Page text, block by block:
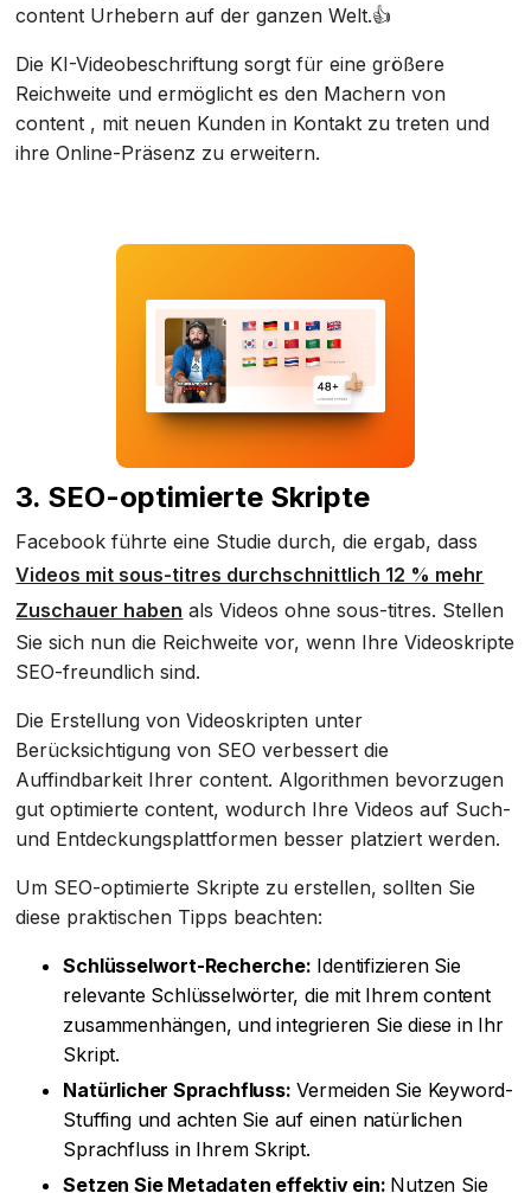
content Urhebern auf der ganzen Welt.👍
Die KI-Videobeschriftung sorgt für eine größere
Reichweite und ermöglicht es den Machern von
content , mit neuen Kunden in Kontakt zu treten und
ihre Online-Präsenz zu erweitern.
3. SEO-optimierte Skripte
Facebook führte eine Studie durch, die ergab, dass
Videos mit sous-titres durchschnittlich 12 % mehr
Zuschauer haben als Videos ohne sous-titres. Stellen
Sie sich nun die Reichweite vor, wenn Ihre Videoskripte
SEO-freundlich sind.
Die Erstellung von Videoskripten unter
Berücksichtigung von SEO verbessert die
Auffindbarkeit Ihrer content. Algorithmen bevorzugen
gut optimierte content, wodurch Ihre Videos auf Such-
und Entdeckungsplattformen besser platziert werden.
Um SEO-optimierte Skripte zu erstellen, sollten Sie
diese praktischen Tipps beachten:
Schlüsselwort-Recherche: Identifizieren Sie
relevante Schlüsselwörter, die mit Ihrem content
zusammenhängen, und integrieren Sie diese in Ihr
Skript.
Natürlicher Sprachfluss: Vermeiden Sie Keyword-
Stuffing und achten Sie auf einen natürlichen
Sprachfluss in Ihrem Skript.
Setzen Sie Metadaten effektiv ein: Nutzen Sie